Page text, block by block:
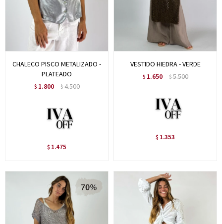
CHALECO PISCO METALIZADO -
PLATEADO
$ 1.800 $4.500
$ 1.475
VESTIDO HIEDRA - VERDE
$ 1.650 $5.500
$ 1.353